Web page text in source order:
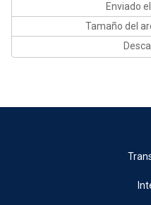
Enviado
Tamaño del